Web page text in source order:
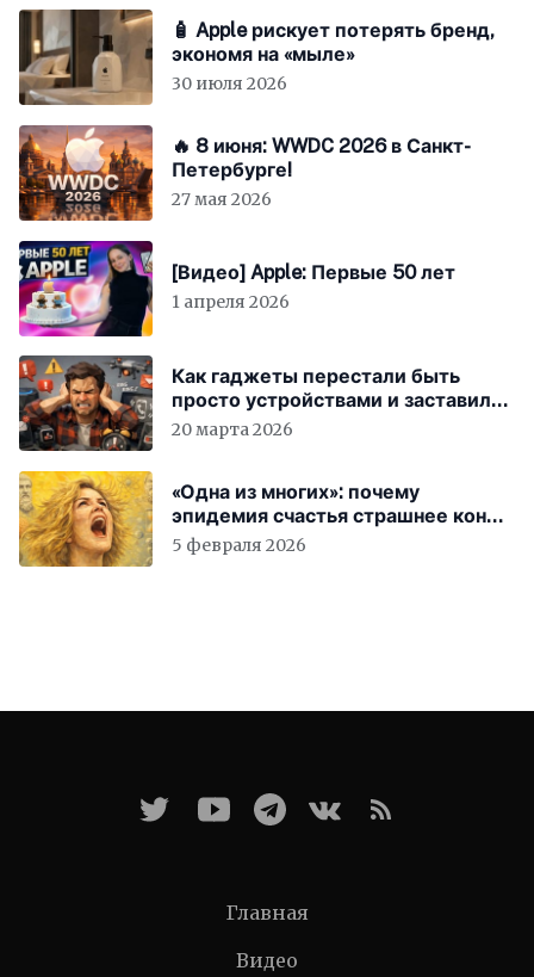
🧴 Apple рискует потерять бренд,
экономя на «мыле»
30 июля 2026
🔥 8 июня: WWDC 2026 в Санкт-
Петербурге!
27 мая 2026
[Видео] Apple: Первые 50 лет
1 апреля 2026
Как гаджеты перестали быть
просто устройствами и заставили
вас бесплатно работать
20 марта 2026
«Одна из многих»: почему
эпидемия счастья страшнее конца
света
5 февраля 2026
Главная
Видео